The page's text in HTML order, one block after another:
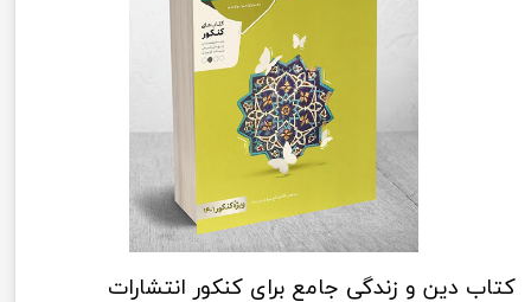
کتاب دین و زندگی جامع برای کنکور انتشارات